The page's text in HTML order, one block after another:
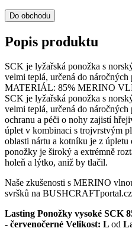
Do obchodu
Popis produktu
SCK je lyžařská ponožka s
velmi teplá, určená do náročných
MATERIÁL: 85% MERINO
SCK je lyžařská ponožka s
velmi teplá, určená do
ochranu a péči o nohy zajistí
úplet v kombinaci s trojvrstvým
oblasti nártu a kotníku je z
ponožky je široký a extrémně
holeň a lýtko, aniž by tlačil.
Naše zkušenosti s MERINO
svršků na
Lasting Ponožky vysoké SCK
- červenočerné Velikost: L od